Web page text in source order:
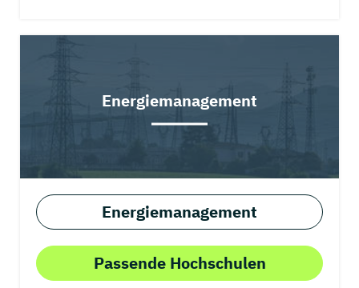
Energiemanagement
Energiemanagement
Passende Hochschulen